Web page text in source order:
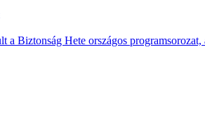
a Biztonság Hete országos